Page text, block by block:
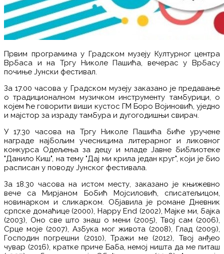
Првим програмима у Градском музеју Културног центра
Врбаса и на Тргу Николе Пашића, вечерас у Врбасу
почиње Јунски фестивал.
За 17.00 часова у Градском музеју заказано је предавање
о традиционалном музичком инструменту тамбурици, о
којем ће говорити виши кустос ГМ Боро Војиновић, уједно
и мајстор за израду тамбура и дугогодишњи свирач.
У 17.30 часова на Тргу Николе Пашића биће уручене
награде најбољим учесницима литерарног и ликовног
конкурса Одељења за децу и младе Јавне библиотеке
"Данило Киш", на тему "Дај ми крила један круг", који је био
расписан у поводу Јунског фестивала.
За 18.30 часова на истом месту, заказано је књижевно
вече са Мирјаном Бобић Мојсиловић, списатељицом,
новинарком и сликарком. Објавила је романе Дневник
српске домаћице (2000), Happy End (2002), Мајке ми, бајка
(2003), Оно све што знаш о мени (2005), Твој сам (2006),
Срце моје (2007), Азбука мог живота (2008), Глад (2009),
Господин погрешни (2010), Тражи ме (2012), Твој анђео
чувар (2016), кратке приче Баба, немој ништа да ме питаш